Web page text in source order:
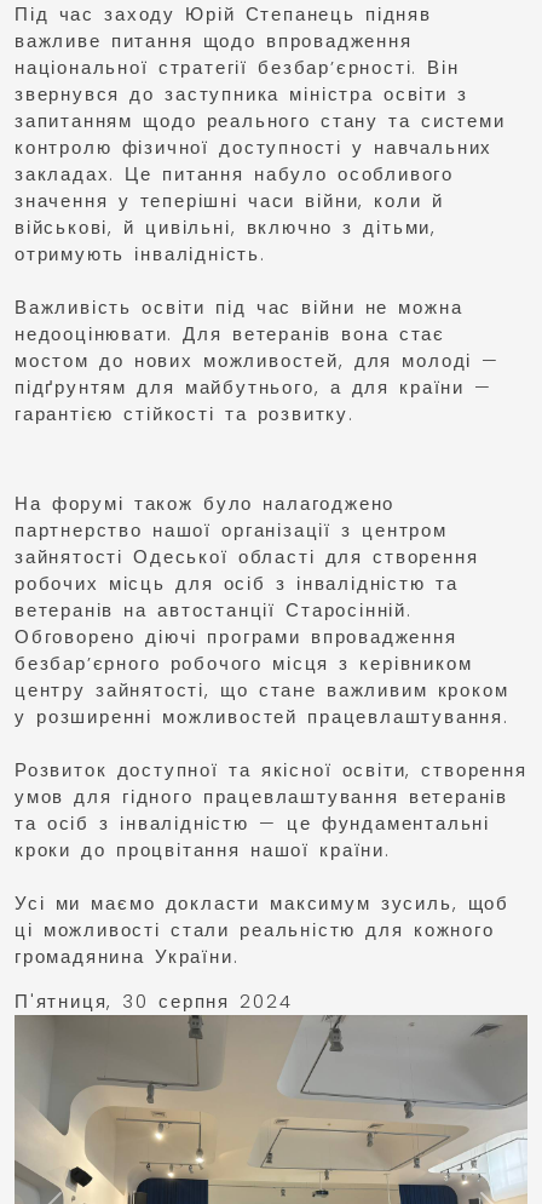
Під час заходу Юрій Степанець підняв
важливе питання щодо впровадження
національної стратегії безбар’єрності. Він
звернувся до заступника міністра освіти з
запитанням щодо реального стану та системи
контролю фізичної доступності у навчальних
закладах. Це питання набуло особливого
значення у теперішні часи війни, коли й
військові, й цивільні, включно з дітьми,
отримують інвалідність.
Важливість освіти під час війни не можна
недооцінювати. Для ветеранів вона стає
мостом до нових можливостей, для молоді —
підґрунтям для майбутнього, а для країни —
гарантією стійкості та розвитку.
На форумі також було налагоджено
партнерство нашої організації з центром
зайнятості Одеської області для створення
робочих місць для осіб з інвалідністю та
ветеранів на автостанції Старосінній.
Обговорено діючі програми впровадження
безбар’єрного робочого місця з керівником
центру зайнятості, що стане важливим кроком
у розширенні можливостей працевлаштування.
Розвиток доступної та якісної освіти, створення
умов для гідного працевлаштування ветеранів
та осіб з інвалідністю — це фундаментальні
кроки до процвітання нашої країни.
Усі ми маємо докласти максимум зусиль, щоб
ці можливості стали реальністю для кожного
громадянина України.
П'ятниця, 30 серпня 2024